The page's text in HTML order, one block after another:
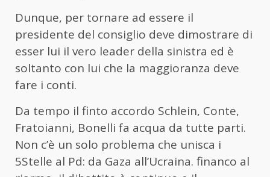
Dunque, per tornare ad essere il
presidente del consiglio deve dimostrare di
esser lui il vero leader della sinistra ed è
soltanto con lui che la maggioranza deve
fare i conti.
Da tempo il finto accordo Schlein, Conte,
Fratoianni, Bonelli fa acqua da tutte parti.
Non c’è un solo problema che unisca i
5Stelle al Pd: da Gaza all’Ucraina. financo al